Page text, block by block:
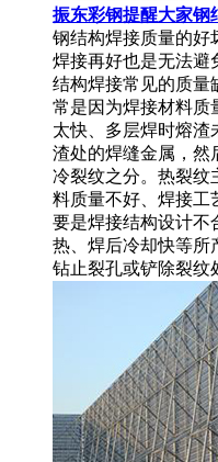
振东彩钢提醒大家钢
钢结构焊接质量的好
焊接再好也是无法避
结构焊接常见的质量
常是因为焊接材料质
太快、多层焊时熔渣
渣处的焊缝金属，然
冷裂纹之分。热裂纹
料质量不好、焊接工
要是焊接结构设计不
热、焊后冷却快等所
钻止裂孔或铲除裂纹